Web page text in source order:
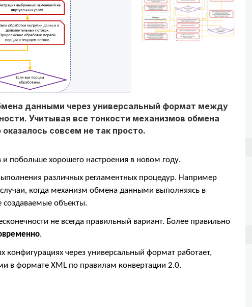
данными через универсальный формат между
Учитывая все тонкости механизмов обмена
совсем не так просто.
побольше хорошего настроения в новом году.
различных регламентных процедур. Например
когда механизм обмена данными выполняясь в
объекты.
не всегда правильный вариант. Более правильно
.
через универсальный формат работает,
в формате XML по правилам конвертации 2.0.